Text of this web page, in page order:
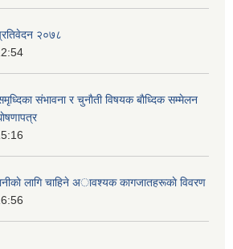
२०७८
संभावना र चुनाैती विषयक बाैध्दिक सम्मेलन
लागि चाहिने अावश्यक कागजातहरूकाे विवरण